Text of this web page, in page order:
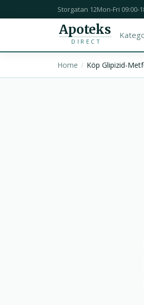
Storgatan 12Mon-Fri 09:00-
Apoteks
DIRECT
Home Köp Glipizid-